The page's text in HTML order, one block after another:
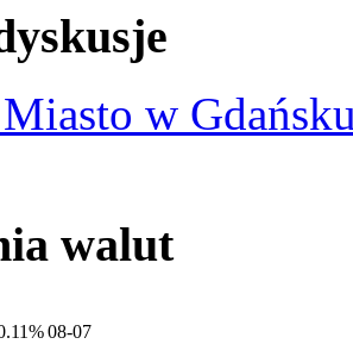
w
walut
08-07